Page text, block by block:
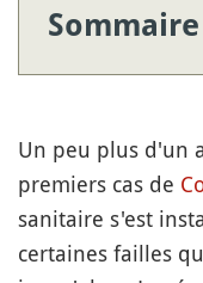
Sommaire
Un peu plus d'un
premiers cas de
sanitaire s'est
certaines failles